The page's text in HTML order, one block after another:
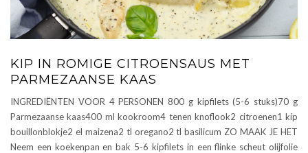
KIP IN ROMIGE CITROENSAUS MET
PARMEZAANSE KAAS
INGREDIËNTEN VOOR 4 PERSONEN 800 g kipfilets (5-6 stuks)70 g
Parmezaanse kaas400 ml kookroom4 tenen knoflook2 citroenen1 kip
bouillonblokje2 el maizena2 tl oregano2 tl basilicum ZO MAAK JE HET
Neem een koekenpan en bak 5-6 kipfilets in een flinke scheut olijfolie